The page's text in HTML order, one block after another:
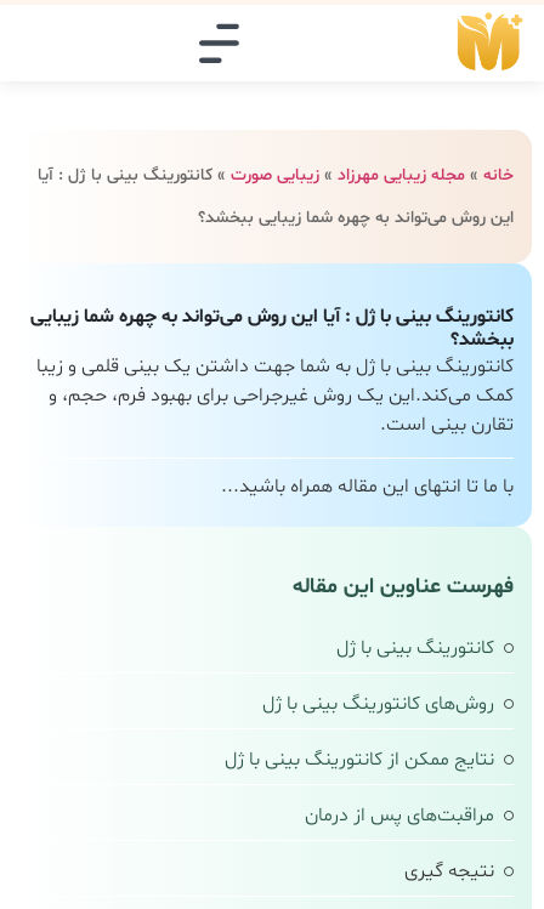
خانه » مجله زیبایی مهرزاد » زیبایی صورت » کانتورینگ بینی با ژل : آیا
این روش می‌تواند به چهره شما زیبایی ببخشد؟
کانتورینگ بینی با ژل : آیا این روش می‌تواند به چهره شما زیبایی
ببخشد؟
کانتورینگ بینی با ژل به شما جهت داشتن یک بینی قلمی و زیبا
کمک می‌کند.این یک روش غیرجراحی برای بهبود فرم، حجم، و
تقارن بینی است.
با ما تا انتهای این مقاله همراه باشید...
فهرست عناوین این مقاله
کانتورینگ بینی با ژل
روش‌های کانتورینگ بینی با ژل
نتایج ممکن از کانتورینگ بینی با ژل
مراقبت‌های پس از درمان
نتیجه‌ گیری